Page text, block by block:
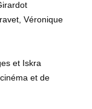
Véronique
et Iskra
et de